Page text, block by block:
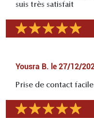
suis très satisfait
Yousra B. le 27/12/
Prise de contact